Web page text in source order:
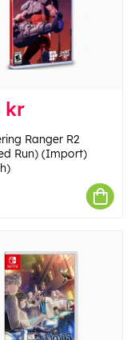
kr
Ranger R2
Run) (Import)